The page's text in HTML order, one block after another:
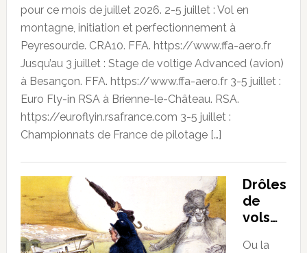
pour ce mois de juillet 2026. 2-5 juillet : Vol en
montagne, initiation et perfectionnement à
Peyresourde. CRA10. FFA. https://www.ffa-aero.fr
Jusqu’au 3 juillet : Stage de voltige Advanced (avion)
à Besançon. FFA. https://www.ffa-aero.fr 3-5 juillet :
Euro Fly-in RSA à Brienne-le-Château. RSA.
https://euroflyin.rsafrance.com 3-5 juillet :
Championnats de France de pilotage […]
Drôles
de
vols…
Ou la